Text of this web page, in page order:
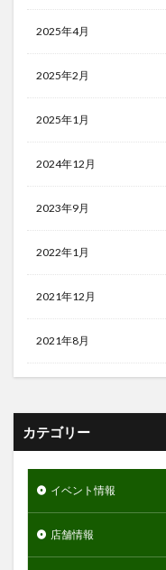
2025年4月
2025年2月
2025年1月
2024年12月
2023年9月
2022年1月
2021年12月
2021年8月
カテゴリー
イベント情報
店舗情報